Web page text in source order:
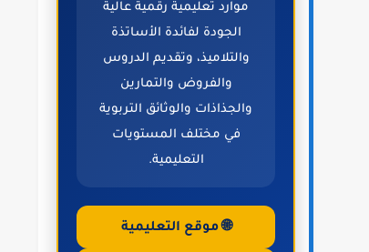
موارد تعليمية رقمية عالية
الجودة لفائدة الأساتذة
والتلاميذ، وتقديم الدروس
والفروض والتمارين
والجذاذات والوثائق التربوية
في مختلف المستويات
التعليمية.
🌐 موقع التعليمية